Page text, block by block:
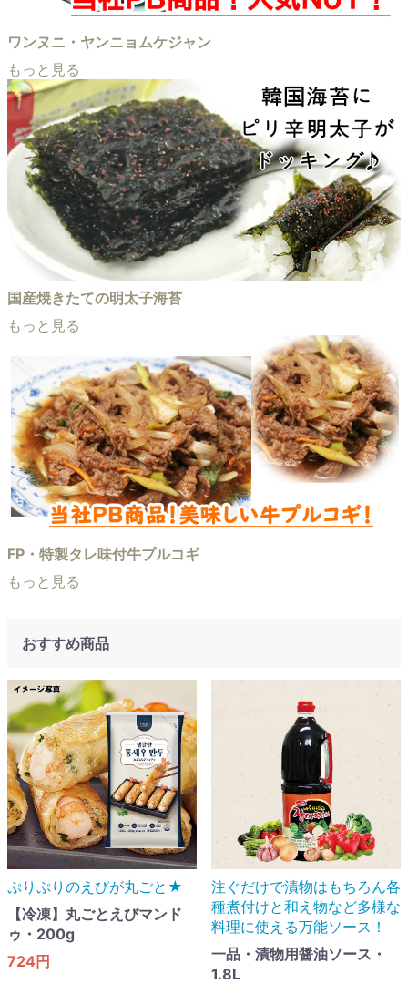
ワンヌニ・ヤンニョムケジャン
もっと見る
国産焼きたての明太子海苔
もっと見る
FP・特製タレ味付牛プルコギ
もっと見る
おすすめ商品
ぷりぷりのえびが丸ごと★
【冷凍】丸ごとえびマンド
ゥ・200g
724円
注ぐだけで漬物はもちろん各
種煮付けと和え物など多様な
料理に使える万能ソース！
一品・漬物用醤油ソース・
1.8L